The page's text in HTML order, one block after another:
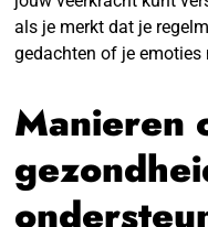
als je merkt dat je
gedachten of je
Manieren